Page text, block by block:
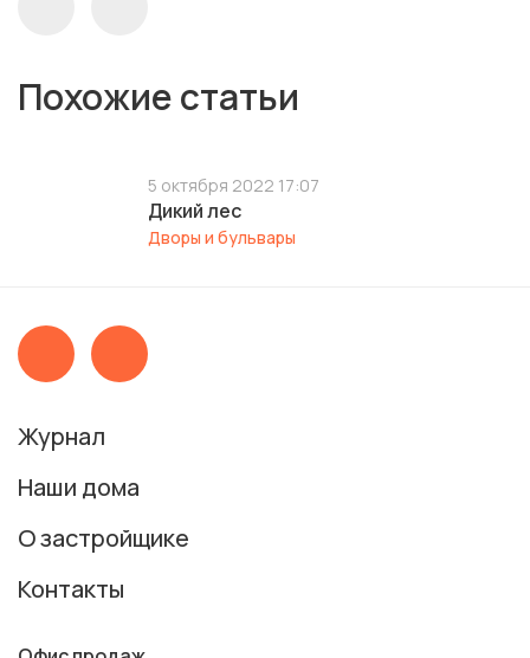
Похожие статьи
5 октября 2022 17:07
Дикий лес
Дворы и бульвары
Журнал
Наши дома
О застройщике
Контакты